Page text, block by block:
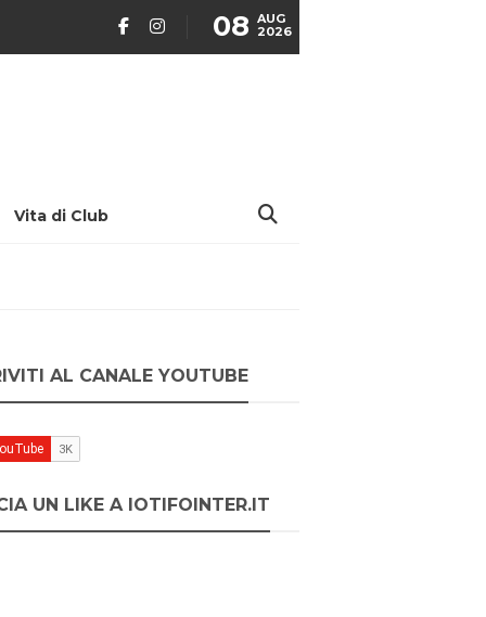
08 AUG
2026
Vita di Club
AL CANALE YOUTUBE
UN LIKE A IOTIFOINTER.IT